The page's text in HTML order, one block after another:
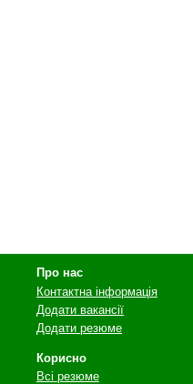
Про нас
Контактна інформація
Додати вакансії
Додати резюме
Корисно
Всі резюме